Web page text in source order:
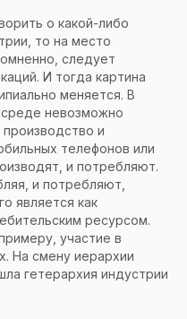
о какой-либо
то на место
следует
И тогда картина
меняется. В
невозможно
и
телефонов или
и потребляют.
и потребляют,
является как
ресурсом.
участие в
На смену иерархии
гетерархия индустрии